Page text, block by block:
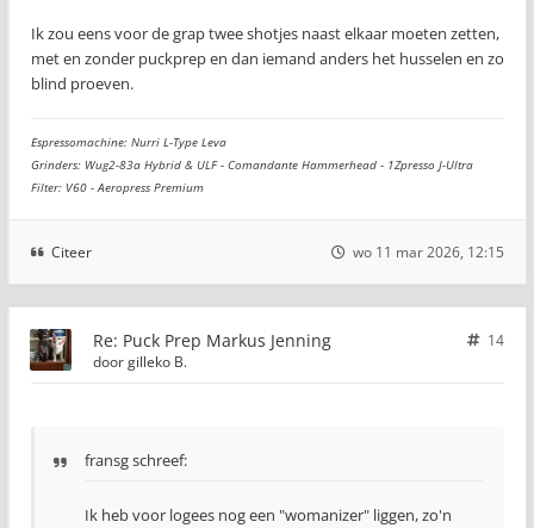
Ik zou eens voor de grap twee shotjes naast elkaar moeten zetten,
met en zonder puckprep en dan iemand anders het husselen en zo
blind proeven.
Espressomachine: Nurri L-Type Leva
Grinders: Wug2-83a Hybrid & ULF - Comandante Hammerhead - 1Zpresso J-Ultra
Filter: V60 - Aeropress Premium
Citeer wo 11 mar 2026, 12:15
Re: Puck Prep Markus Jenning
14
doorgilleko B.
fransg schreef:
Ik heb voor logees nog een "womanizer" liggen, zo'n